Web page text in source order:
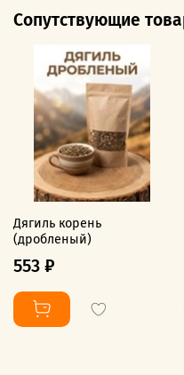
Сопутствующие
Дягиль корень
(дробленый)
553 ₽